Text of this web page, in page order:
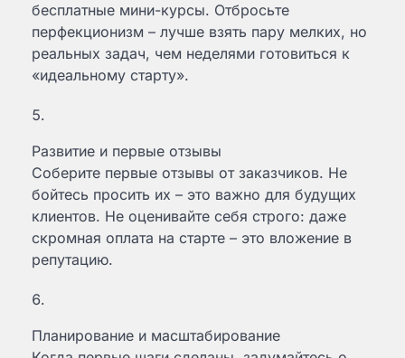
бесплатные мини-курсы. Отбросьте
перфекционизм – лучше взять пару мелких, но
реальных задач, чем неделями готовиться к
«идеальному старту».
Развитие и первые отзывы
Соберите первые отзывы от заказчиков. Не
бойтесь просить их – это важно для будущих
клиентов. Не оценивайте себя строго: даже
скромная оплата на старте – это вложение в
репутацию.
Планирование и масштабирование